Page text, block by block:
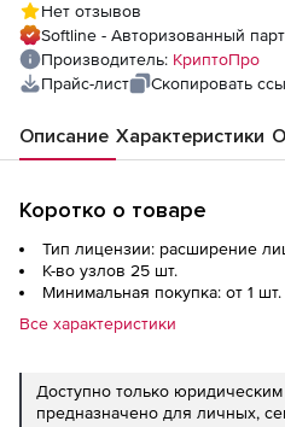
Нет отзывов
Softline - Авторизованный
Производитель: КриптоПро
Прайс-лист
Скопировать
Описание Характеристики
Коротко о товаре
Тип лицензии: расширение
К-во узлов 25 шт.
Минимальная покупка: от 1 шт.
Все характеристики
Доступно только
предназначено для личных,